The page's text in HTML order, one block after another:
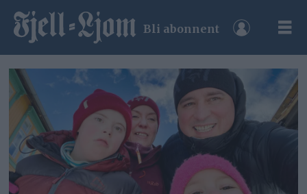
Bli abonnent